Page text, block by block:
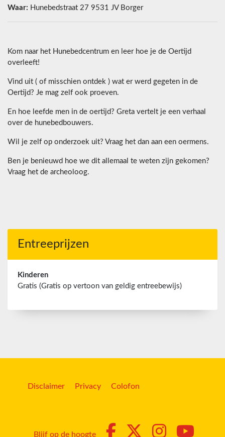
Waar: Hunebedstraat 27 9531 JV Borger
Kom naar het Hunebedcentrum en leer hoe je de Oertijd
overleeft!
Vind uit ( of misschien ontdek ) wat er werd gegeten in de
Oertijd? Je mag zelf ook proeven.
En hoe leefde men in de oertijd? Greta vertelt je een verhaal
over de hunebedbouwers.
Wil je zelf op onderzoek uit? Vraag het dan aan een oermens.
Ben je benieuwd hoe we dit allemaal te weten zijn gekomen?
Vraag het de archeoloog.
Entreeprijzen
Kinderen
Gratis (Gratis op vertoon van geldig entreebewijs)
Disclaimer Privacy Colofon
Blijf op de hoogte